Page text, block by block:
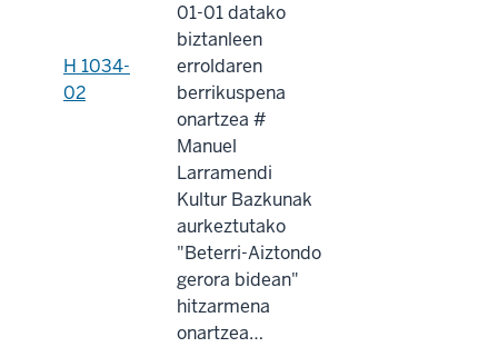
H 1034-
02
01-01 datako
biztanleen
erroldaren
berrikuspena
onartzea #
Manuel
Larramendi
Kultur Bazkunak
aurkeztutako
"Beterri-Aiztondo
gerora bidean"
hitzarmena
onartzea…